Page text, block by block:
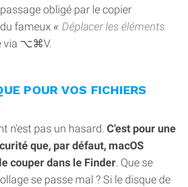
obligé par le copier
fameux
Déplacer les éléments
via ⌥⌘V.
POUR VOS FICHIERS
n'est pas un hasard. C'est pour une
que, par défaut, macOS
couper dans le Finder. Que se
se passe mal ? Si le disque de